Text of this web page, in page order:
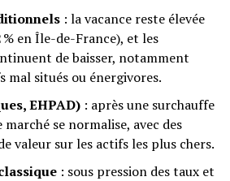
: la vacance reste élevée
en Île-de-France), et les
de baisser, notamment
mal situés ou énergivores.
EHPAD): après une surchauffe
marché se normalise, avec des
valeur sur les actifs les plus chers.
: sous pression des taux et